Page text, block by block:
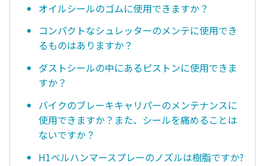
オイルシールのゴムに使用できますか？
コンパクトなシュレッターのメンテに使用でき
るものはありますか？
ダストシールの中にあるピストンに使用できま
すか？
バイクのブレーキキャリパーのメンテナンスに
使用できますか？また、シールを痛めることは
ないですか？
H1ベルハンマースプレーのノズルは樹脂ですか?